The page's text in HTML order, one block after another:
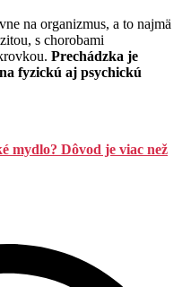
na organizmus, a to najmä
s chorobami
Prechádzka je
fyzickú aj psychickú
mydlo? Dôvod je viac než